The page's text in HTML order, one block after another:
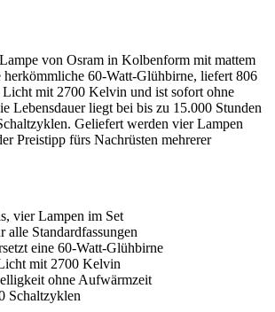
von Osram in Kolbenform mit mattem
herkömmliche 60-Watt-Glühbirne, liefert 806
mit 2700 Kelvin und ist sofort ohne
Lebensdauer liegt bei bis zu 15.000 Stunden
Geliefert werden vier Lampen
Preistipp fürs Nachrüsten mehrerer
vier Lampen im Set
alle Standardfassungen
eine 60-Watt-Glühbirne
mit 2700 Kelvin
ohne Aufwärmzeit
Schaltzyklen